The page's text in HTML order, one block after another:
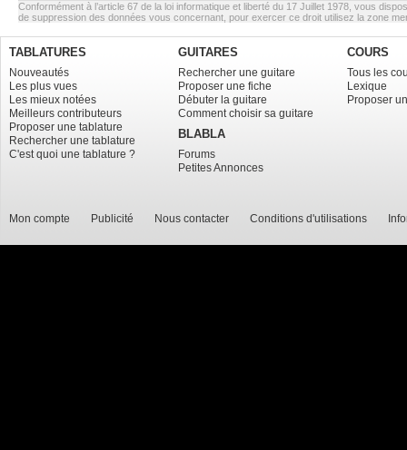
Conformément à l’article 67 de la loi informatique et liberté du 17 Juillet 1978, vous
de suppression des données vous concernant, pour exercer ce droit utilisez la zone
TABLATURES
Nouveautés
Les plus vues
Les mieux notées
Meilleurs contributeurs
Proposer une tablature
Rechercher une tablature
C'est quoi une tablature ?
GUITARES
Rechercher une guitare
Proposer une fiche
Débuter la guitare
Comment choisir sa guitare
BLABLA
Forums
Petites Annonces
COURS
Tous les
Lexique
Proposer
Mon compte Publicité Nous contacter Conditions d'utilisations